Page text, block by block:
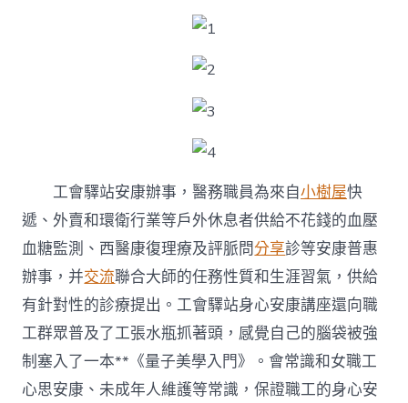
工會驛站安康辦事，醫務職員為來自小樹屋快
遞、外賣和環衛行業等戶外休息者供給不花錢的血壓
血糖監測、西醫康復理療及評脈問分享診等安康普惠
辦事，并交流聯合大師的任務性質和生涯習氣，供給
有針對性的診療提出。工會驛站身心安康講座還向職
工群眾普及了工張水瓶抓著頭，感覺自己的腦袋被強
制塞入了一本**《量子美學入門》。會常識和女職工
心思安康、未成年人維護等常識，保證職工的身心安